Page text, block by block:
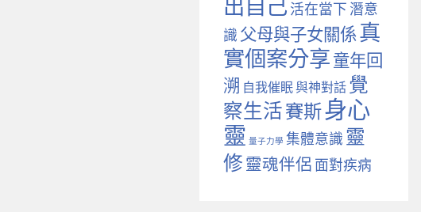
活在當下 潛意
識 父母與子女關係真
實個案分享童年回
溯 自我催眠與神對話 覺
察生活賽斯身心
靈 量子力學 集體意識 靈
修靈魂伴侶 面對疾病